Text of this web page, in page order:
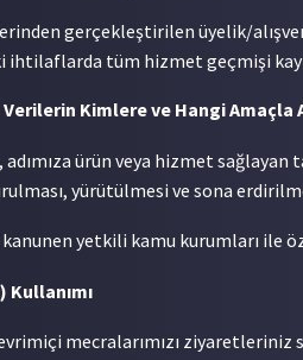
gerçekleştirilen üyelik/
ihtilaflarda tüm hizmet geçmişi
Kimlere ve Hangi Amaçla
ürün veya hizmet
yürütülmesi ve sona
yetkili kamu kurumları ile
Kullanımı
mecralarımızı